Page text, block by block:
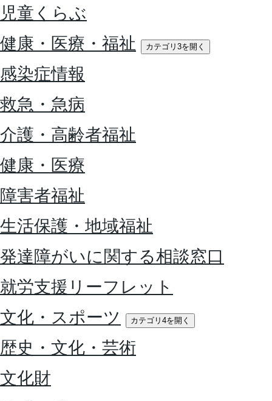
児童くらぶ
健康・医療・福祉
カテゴリ3を開く
感染症情報
救急・急病
介護・高齢者福祉
健康・医療
障害者福祉
生活保護・地域福祉
発達障がいに関する相談窓口
就労支援リーフレット
文化・スポーツ
カテゴリ4を開く
歴史・文化・芸術
文化財